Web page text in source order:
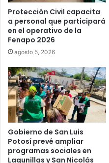
Protección Civil capacita
a personal que participará
en el operativo de la
Fenapo 2026
agosto 5, 2026
Gobierno de San Luis
Potosí prevé ampliar
programas sociales en
Lagunillas y San Nicolás